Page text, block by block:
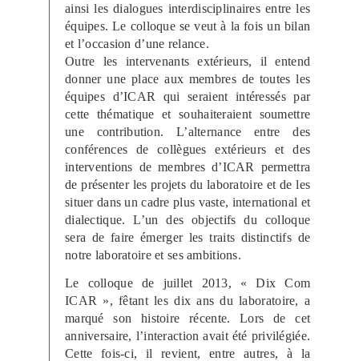
ainsi les dialogues interdisciplinaires entre les
équipes. Le colloque se veut à la fois un bilan
et l’occasion d’une relance.
Outre les intervenants extérieurs, il entend
donner une place aux membres de toutes les
équipes d’ICAR qui seraient intéressés par
cette thématique et souhaiteraient soumettre
une contribution. L’alternance entre des
conférences de collègues extérieurs et des
interventions de membres d’ICAR permettra
de présenter les projets du laboratoire et de les
situer dans un cadre plus vaste, international et
dialectique. L’un des objectifs du colloque
sera de faire émerger les traits distinctifs de
notre laboratoire et ses ambitions.
Le colloque de juillet 2013, «Dix Com
ICAR », fêtant les dix ans du laboratoire, a
marqué son histoire récente. Lors de cet
anniversaire, l’interaction avait été privilégiée.
Cette fois-ci, il revient, entre autres, à la